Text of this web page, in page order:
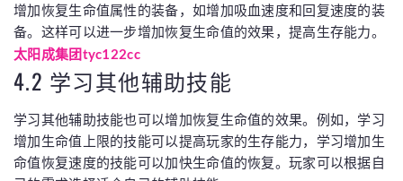
增加恢复生命值属性的装备，如增加吸血速度和回复速度的装
备。这样可以进一步增加恢复生命值的效果，提高生存能力。
太阳成集团tyc122cc
4.2 学习其他辅助技能
学习其他辅助技能也可以增加恢复生命值的效果。例如，学习
增加生命值上限的技能可以提高玩家的生存能力，学习增加生
命值恢复速度的技能可以加快生命值的恢复。玩家可以根据自